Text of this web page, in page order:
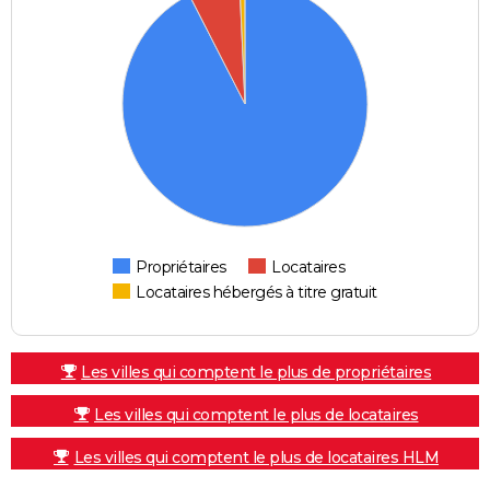
Propriétaires
Locataires
Locataires hébergés à titre gratuit
Les villes qui comptent le plus de propriétaires
Les villes qui comptent le plus de locataires
Les villes qui comptent le plus de locataires HLM